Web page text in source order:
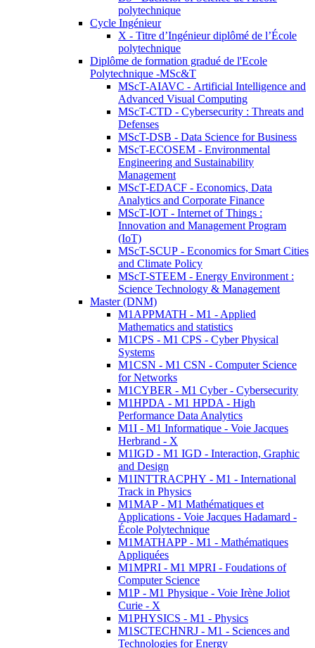
polytechnique
Cycle Ingénieur
X - Titre d’Ingénieur diplômé de l’École
polytechnique
Diplôme de formation gradué de l'Ecole
Polytechnique -MSc&T
MScT-AIAVC - Artificial Intelligence and
Advanced Visual Computing
MScT-CTD - Cybersecurity : Threats and
Defenses
MScT-DSB - Data Science for Business
MScT-ECOSEM - Environmental
Engineering and Sustainability
Management
MScT-EDACF - Economics, Data
Analytics and Corporate Finance
MScT-IOT - Internet of Things :
Innovation and Management Program
(IoT)
MScT-SCUP - Economics for Smart Cities
and Climate Policy
MScT-STEEM - Energy Environment :
Science Technology & Management
Master (DNM)
M1APPMATH - M1 - Applied
Mathematics and statistics
M1CPS - M1 CPS - Cyber Physical
Systems
M1CSN - M1 CSN - Computer Science
for Networks
M1CYBER - M1 Cyber - Cybersecurity
M1HPDA - M1 HPDA - High
Performance Data Analytics
M1I - M1 Informatique - Voie Jacques
Herbrand - X
M1IGD - M1 IGD - Interaction, Graphic
and Design
M1INTTRACPHY - M1 - International
Track in Physics
M1MAP - M1 Mathématiques et
Applications - Voie Jacques Hadamard -
École Polytechnique
M1MATHAPP - M1 - Mathématiques
Appliquées
M1MPRI - M1 MPRI - Foudations of
Computer Science
M1P - M1 Physique - Voie Irène Joliot
Curie - X
M1PHYSICS - M1 - Physics
M1SCTECHNRJ - M1 - Sciences and
Technologies for Energy